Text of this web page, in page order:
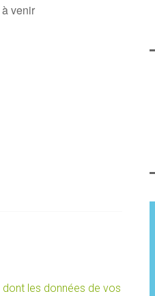
venir
les données de vos